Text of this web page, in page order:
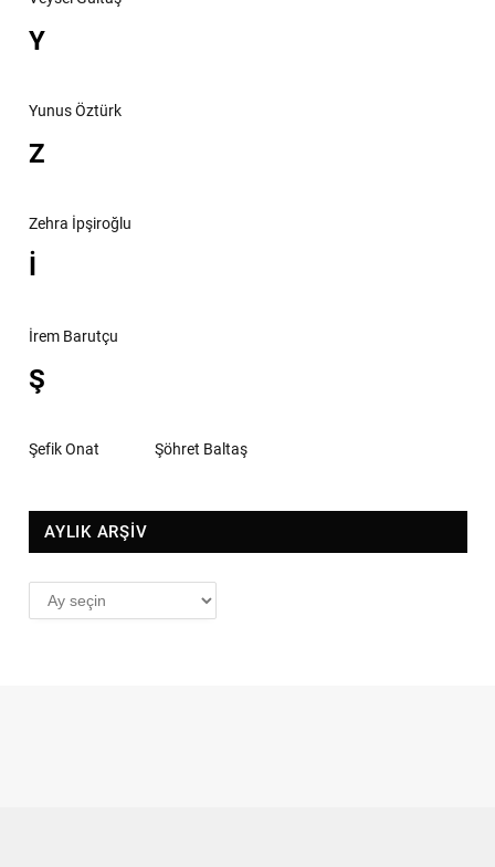
Y
Yunus Öztürk
Z
Zehra İpşiroğlu
İ
İrem Barutçu
Ş
Şefik Onat Şöhret Baltaş
AYLIK ARŞİV
AYLIK
ARŞİV